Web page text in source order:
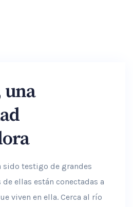
una
sido testigo de grandes
ellas están conectadas a
viven en ella. Cerca al río